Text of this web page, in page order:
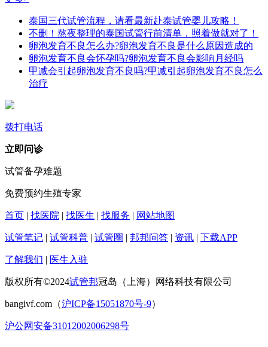
泰国三代试管流程，请看最新赴泰试管婴儿攻略！
不删！熬夜整理的泰国试管行前清单，照着做就对了！
卵泡发育不良怎么办?卵泡发育不良是什么原因造成的
卵泡发育不良会怀孕吗?卵泡发育不良会影响月经吗
甲减会引起卵泡发育不良吗?甲减引起卵泡发育不良怎么
治疗
拨打电话
立即问诊
试管备孕难题
免费预约生殖专家
首页 | 找医院 | 找医生 | 找服务 | 网站地图
试管笔记 | 试管科普 | 试管圈 | 邦邦问答 | 资讯 | 下载APP
了解我们 | 医生入驻
版权所有©2024试管邦冠岛（上海）网络科技有限公司
bangivf.com（沪ICP备15051870号-9）
沪公网安备31012002006298号